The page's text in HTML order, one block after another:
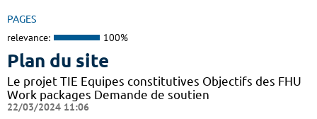
PAGES
relevance: 100%
Plan du site
Le projet TIE Equipes constitutives Objectifs des FHU
Work packages Demande de soutien
22/03/2024 11:06